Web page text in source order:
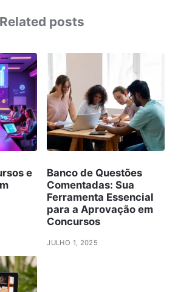
Related posts
e
Banco de Questões
Comentadas: Sua
Ferramenta Essencial
para a Aprovação em
Concursos
JULHO 1, 2025